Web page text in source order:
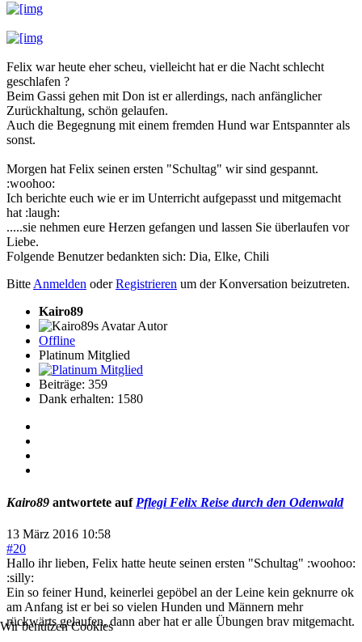
Felix war heute eher scheu, vielleicht hat er die Nacht schlecht
geschlafen ?
Beim Gassi gehen mit Don ist er allerdings, nach anfänglicher
Zurückhaltung, schön gelaufen.
Auch die Begegnung mit einem fremden Hund war Entspannter als
sonst.
Morgen hat Felix seinen ersten "Schultag" wir sind gespannt.
:woohoo:
Ich berichte euch wie er im Unterricht aufgepasst und mitgemacht
hat :laugh:
.....sie nehmen eure Herzen gefangen und lassen Sie überlaufen vor
Liebe.
Folgende Benutzer bedankten sich: Dia, Elke, Chili
BitteAnmelden oderRegistrieren um der Konversation beizutreten.
Kairo89
Autor
Offline
Platinum Mitglied
Beiträge: 359
Dank erhalten: 1580
Kairo89 antwortete auf Pflegi Felix Reise durch den Odenwald
13 März 2016 10:58
#20
Hallo ihr lieben, Felix hatte heute seinen ersten "Schultag" :woohoo:
:silly:
Ein so feiner Hund, keinerlei gepöbel an der Leine kein geknurre ok
am Anfang ist er bei so vielen Hunden und Männern mehr
rückwärts gelaufen, dann aber hat er alle Übungen brav mitgemacht.
Wir benutzen Cookies